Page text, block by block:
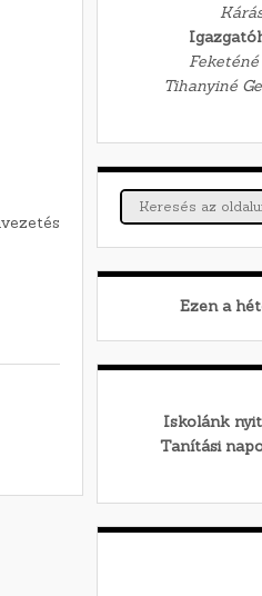
Tihanyiné
Ezen a
Iskolánk
Tanítási